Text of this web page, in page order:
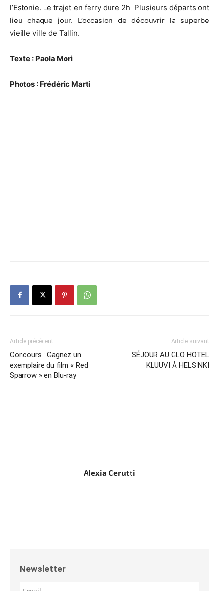
l’Estonie. Le trajet en ferry dure 2h. Plusieurs départs ont
lieu chaque jour. L’occasion de découvrir la superbe
vieille ville de Tallin.
Texte : Paola Mori
Photos : Frédéric Marti
Article précédent
Concours : Gagnez un
exemplaire du film « Red
Sparrow » en Blu-ray
Article suivant
SÉJOUR AU GLO HOTEL
KLUUVI À HELSINKI
Alexia Cerutti
Newsletter